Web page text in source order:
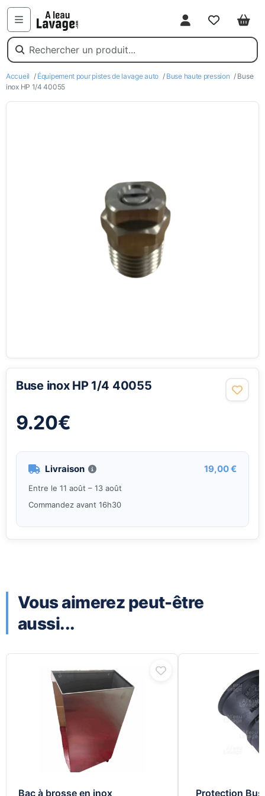
Menu
Mon compte
Favoris
Accueil / Équipement pour pistes de lavage auto / Buse haute pression / Buse
inox HP 1/4 40055
Buse inox HP 1/4 40055
9.20€
Livraison 19,00 €
Entre le 11 août – 13 août
Commandez avant 16h30
Vous aimerez peut-être
aussi...
Bac à brosse en inox
Protection